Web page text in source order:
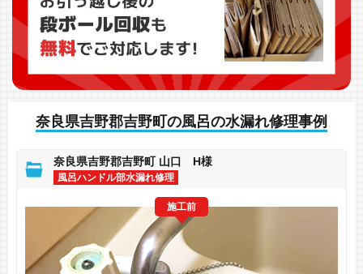
奈良県吉野郡吉野町の風呂の水漏れ修理事例
奈良県吉野郡吉野町 山口 H様
風呂ハンドル部水漏れ修理
施工前